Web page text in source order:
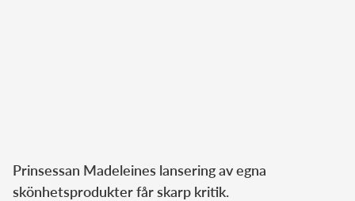
Prinsessan Madeleines lansering av egna
skönhetsprodukter får skarp kritik.